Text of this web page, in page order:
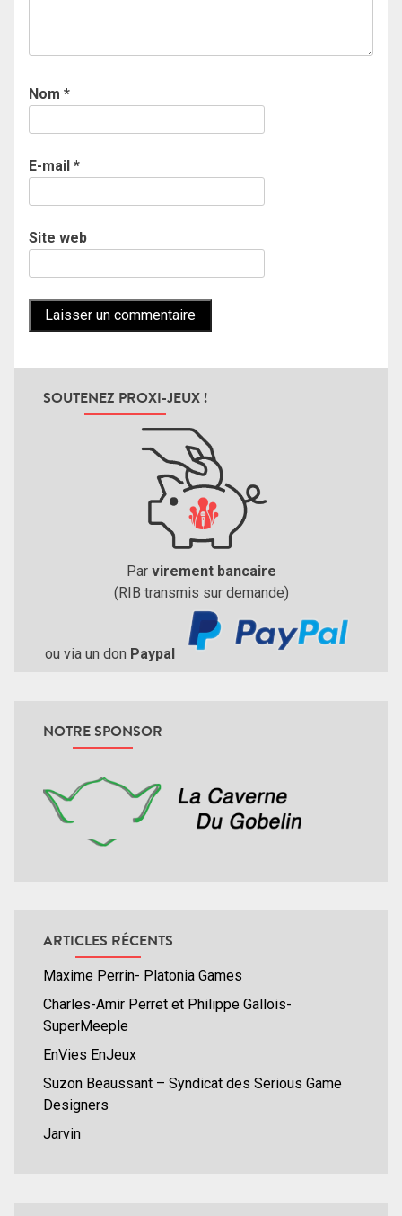
Nom *
E-mail *
Site web
SOUTENEZ PROXI-JEUX !
Par virement bancaire
(RIB transmis sur demande)
ou via un don Paypal
NOTRE SPONSOR
ARTICLES RÉCENTS
Maxime Perrin- Platonia Games
Charles-Amir Perret et Philippe Gallois-
SuperMeeple
EnVies EnJeux
Suzon Beaussant – Syndicat des Serious Game
Designers
Jarvin